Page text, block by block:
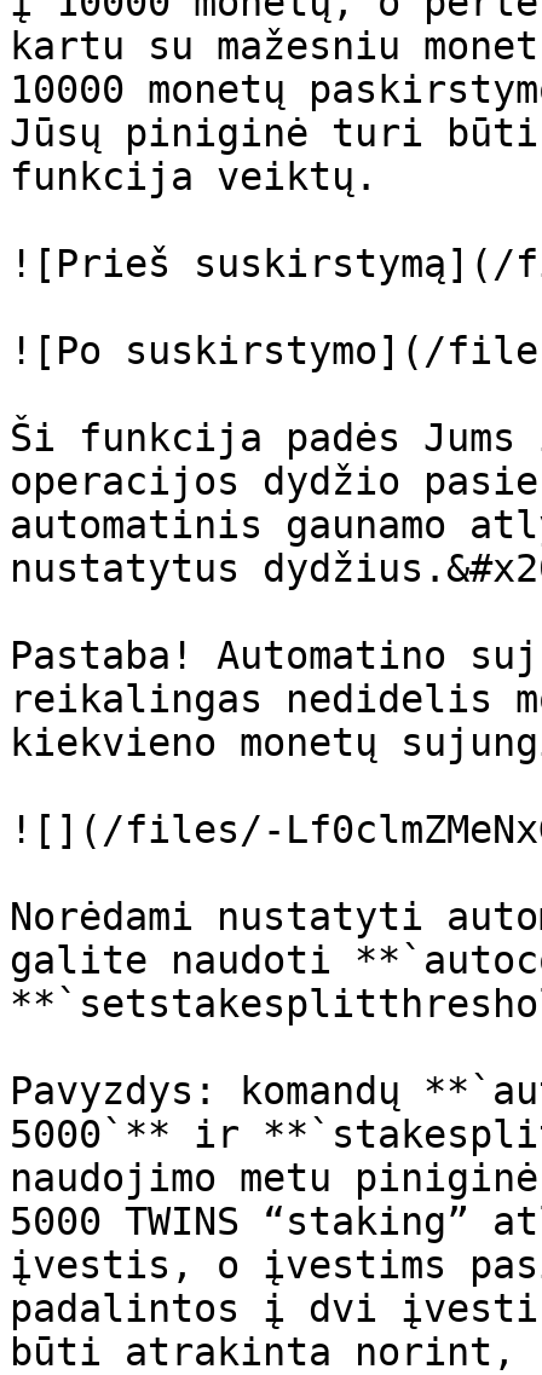
kartu su mažesniu
10000 monetų
Jūsų piniginė turi
funkcija veiktų.
![Prieš suskirstymą](/
![Po suskirstymo](/
Ši funkcija padės Jums
operacijos dydžio
automatinis gaunamo
nustatytus
Pastaba! Automatino
reikalingas nedidelis
kiekvieno monetų
![](/files/-
Norėdami nustatyti
galite naudoti
Pavyzdys: komandų
5000`** ir
naudojimo metu
5000 TWINS
įvestis, o įvestims
padalintos į dvi
būti atrakinta norint,